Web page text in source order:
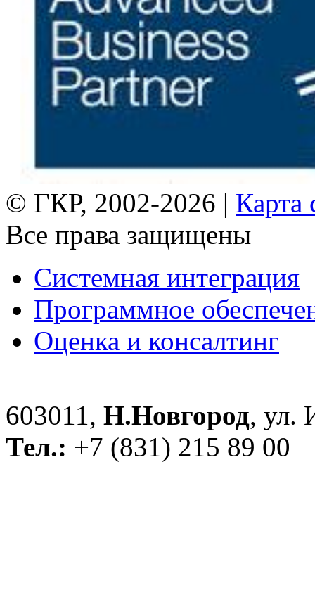
© ГКР, 2002-2026 | Карта
Все права защищены
Системная интеграция
Программное
Оценка и консалтинг
603011, Н.Новгород, ул.
Тел.: +7 (831) 215 89 00